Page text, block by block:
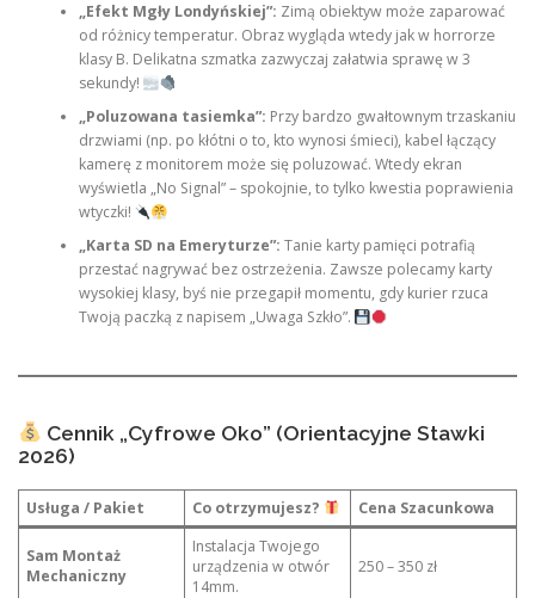
„Efekt Mgły Londyńskiej”: Zimą obiektyw może zaparować
od różnicy temperatur. Obraz wygląda wtedy jak w horrorze
klasy B. Delikatna szmatka zazwyczaj załatwia sprawę w 3
sekundy!
„Poluzowana tasiemka”: Przy bardzo gwałtownym trzaskaniu
drzwiami (np. po kłótni o to, kto wynosi śmieci), kabel łączący
kamerę z monitorem może się poluzować. Wtedy ekran
wyświetla „No Signal” – spokojnie, to tylko kwestia poprawienia
wtyczki!
„Karta SD na Emeryturze”: Tanie karty pamięci potrafią
przestać nagrywać bez ostrzeżenia. Zawsze polecamy karty
wysokiej klasy, byś nie przegapił momentu, gdy kurier rzuca
Twoją paczką z napisem „Uwaga Szkło”.
Cennik „Cyfrowe Oko” (Orientacyjne Stawki
2026)
Usługa / Pakiet Co otrzymujesz? Cena Szacunkowa
Sam Montaż
Mechaniczny
Instalacja Twojego
urządzenia w otwór
14mm.
250 – 350 zł